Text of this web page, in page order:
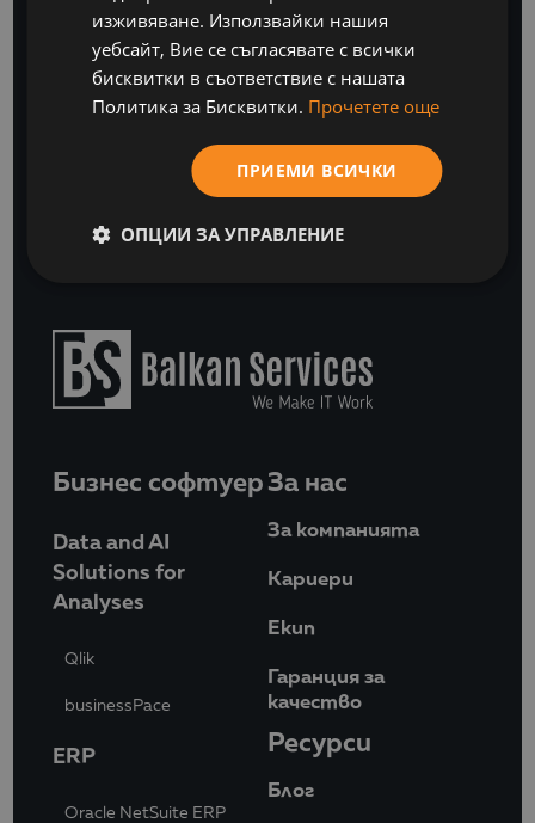
с нашите бизнес софтуерни и ИТ анализи
АБОНИРАЙТЕ СЕ
СВЪРЖЕТЕ СЕ С НАС
Бизнес софтуер
Data and AI
Solutions for
Analyses
Qlik
businessPace
ERP
Oracle NetSuite ERP
За нас
За компанията
Кариери
Eкип
Гаранция за
качество
Ресурси
Блог
изживяване. Използвайки нашия
уебсайт, Вие се съгласявате с всички
бисквитки в съответствие с нашата
Политика за Бисквитки. Прочетете още
ПРИЕМИ ВСИЧКИ
ОПЦИИ ЗА УПРАВЛЕНИЕ